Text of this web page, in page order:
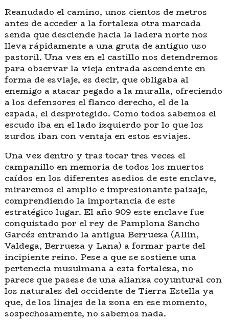
Reanudado el camino, unos cientos de metros
antes de acceder a la fortaleza otra marcada
senda que desciende hacia la ladera norte nos
lleva rápidamente a una gruta de antiguo uso
pastoril. Una vez en el castillo nos detendremos
para observar la vieja entrada ascendente en
forma de esviaje, es decir, que obligaba al
enemigo a atacar pegado a la muralla, ofreciendo
a los defensores el flanco derecho, el de la
espada, el desprotegido. Como todos sabemos el
escudo iba en el lado izquierdo por lo que los
zurdos iban con ventaja en estos esviajes.
Una vez dentro y tras tocar tres veces el
campanillo en memoria de todos los muertos
caídos en los diferentes asedios de este enclave,
miraremos el amplio e impresionante paisaje,
comprendiendo la importancia de este
estratégico lugar. El año 909 este enclave fue
conquistado por el rey de Pamplona Sancho
Garcés entrando la antigua Berrueza (Allin,
Valdega, Berrueza y Lana) a formar parte del
incipiente reino. Pese a que se sostiene una
pertenecia musulmana a esta fortaleza, no
parece que pasese de una alianza coyuntural con
los naturales del occidente de Tierra Estella ya
que, de los linajes de la zona en ese momento,
sospechosamente, no sabemos nada.